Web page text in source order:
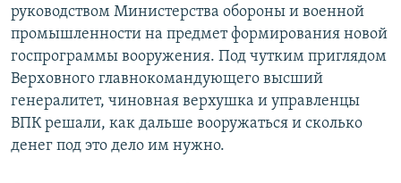
руководством Министерства обороны и военной
промышленности на предмет формирования новой
госпрограммы вооружения. Под чутким приглядом
Верховного главнокомандующего высший
генералитет, чиновная верхушка и управленцы
ВПК решали, как дальше вооружаться и сколько
денег под это дело им нужно.